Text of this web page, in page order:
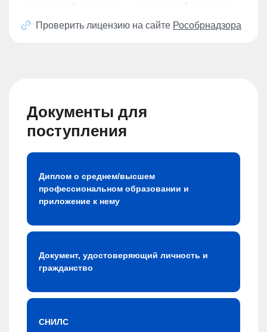
Проверить лицензию на сайте Рособрнадзора
Документы для
поступления
Диплом о среднем/высшем
профессиональном образовании и
приложение к нему
Документ, удостоверяющий личность и
гражданство
СНИЛС